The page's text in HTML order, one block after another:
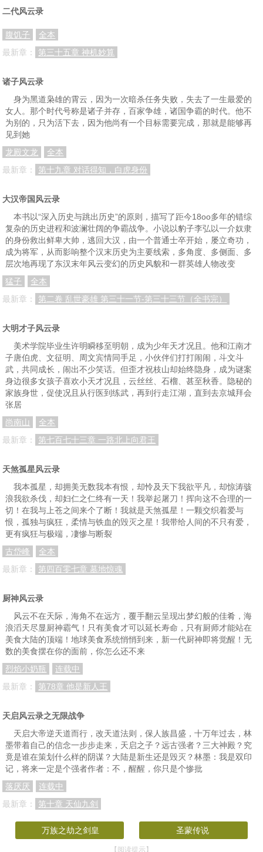
番外篇 南郑遇袭
第五十八章 景教内乱
第六十一章 义助少林寺（中） 第六十二章义助少林寺（下） 第六十三章 孔雀七杀
第六十四章 救治慕容鸾 第六十五章 北上护镖 第六十六章 贼影初现
第六十七章 隐中五闲
第七十章 化敌为友 第七十一章 后会有期
第七十九章 茶寮合力逐捕快 第八十章 谈笑风生马蹄急 第八十一章 客栈投宿
第八十二章 盗马贼 第八十三章 口舌之争 第八十四章 芙蓉寺（上）
第八十八章 江南英雄会（二） 第八十九章 江南英雄会（三）
第九十八章 尚明月 第九十七章 节外生枝 第九十九章 神刀罗刹诸天清
第一百章 神秘人 第一百零一章 撒网布局 第一百零二章 巧遇薛冰莲
第一百零三章 岁寒三友
第一百零九章 按捺不住
第一百一十五章 大战雷霆道人 第一百一十六章 肃坚中计 第一百一十七章 失足落水
第一百一十八章 北宫新 第一百一十九章 不速之客 第一百二十章 借蜂退敌
第一百二十一章 不期而遇 第一百二十二章 倒霉的司徒百钧 第一百二十三章 营救宗政戡（上）
第一百二十七章 宗政戡醒了
第一百三十三章 唐门傀儡术 第一百三十四章 击退唐惠施 第一百三十五章 尚家寨
第一百三十六章 灵魂出窍？！ 第一百三十七章 斗酒 第一百三十八章 酣斗长孙鸿雁
第一百三十九章 来者不善 第一百四十章 重要信息
第一百四十二章 得来全不费工夫
第一百四十八章 藏龙庄主
第一百五十一章 失踪后的遭遇 第一百五十二章 新的消息 第一百五十三章 商量寻找藏宝之地
第一百五十四章 结伴同行走宣州 第一百五十五章 二虎相争 第一百五十六章 崆峒派恩怨
第一百六十章 闪烁其词
第一百六十三章 五闲居（下） 第一百六十四章 一群追宋庆忌的粉骷髅 第一百六十五章 勇猛的虎贲樵
二代风云录
腹饥子
全本
最新章：
第三十五章 神机妙算
诸子风云录
身为黑道枭雄的霄云，因为一次暗杀任务失败，失去了一生最爱的
女人。那个时代号称是诸子并存，百家争雄，诸国争霸的时代。他不
为别的，只为活下去，因为他尚有一个目标需要完成，那就是能够再
见到她
龙殿文龙
全本
最新章：
第十九章 对话得知，白虎身份
大汉帝国风云录
本书以“深入历史与跳出历史”的原则，描写了距今18oo多年的错综
复杂的历史进程和波澜壮阔的争霸战争。小说以豹子李弘以一介奴隶
的身份救出鲜卑大帅，逃回大汉，由一个普通士卒开始，屡立奇功，
成为将军，从而影响整个汉末历史为主要线索，多角度、多侧面、多
层次地再现了东汉末年风云变幻的历史风貌和一群英雄人物改变
猛子
全本
最新章：
第二卷 乱世豪雄 第三十一节-第三十三节（全书完）
大明才子风云录
美术学院毕业生许明瞬移至明朝，成为少年天才况且。他和江南才
子唐伯虎、文征明、周文宾情同手足，小伙伴们打打闹闹，斗文斗
武，共同成长，闹出不少笑话。但歪才祝枝山却始终隐身，成为谜案
身边很多女孩子喜欢小天才况且，云丝丝、石榴、甚至秋香。隐秘的
家族身世，促使况且从行医到练武，再到行走江湖，直到去京城拜会
张居
尚南山
全本
最新章：
第七百七十三章 一路北上向君王
天煞孤星风云录
我本孤星，却拥美无数我本有恨，却怜及天下我欲平凡，却惊涛骇
浪我欲杀伐，却妇仁之仁终有一天！我举起屠刀！挥向这不合理的一
切！在我与上苍之间来个了断！我就是天煞孤星！一颗交织着爱与
恨，孤独与疯狂，柔情与铁血的毁灭之星！我带给人间的不只有爱，
更有疯狂与极端，凄惨与断裂
古岱峰
全本
最新章：
第四百零七章 墓地惊魂
厨神风云录
风云不在天际，海角不在远方，覆手翻云呈现出梦幻般的佳肴，海
浪滔天尽显厨神霸气！只有美食才可以延长寿命，只有厨师才能站在
美食大陆的顶端！地球美食系统悄悄到来，新一代厨神即将觉醒！无
数的美食摆在你的面前，你怎么还不来
烈焰小奶瓶
连载中
最新章：
第78章 他是新人王
天启风云录之无限战争
天启大帝逆天道而行，改天道法则，保人族昌盛，十万年过去，林
墨带着自己的信念一步步走来，天启之子？远古强者？三大神殿？究
竟是谁在策划什么样的阴谋？大陆是新生还是毁灭？林墨：我是双印
记，将来一定是个强者作者：不，醒醒，你只是个惨批
落厌厌
连载中
最新章：
第十章 天仙九剑
万族之劫之剑皇 圣蒙传说
【阅读提示】